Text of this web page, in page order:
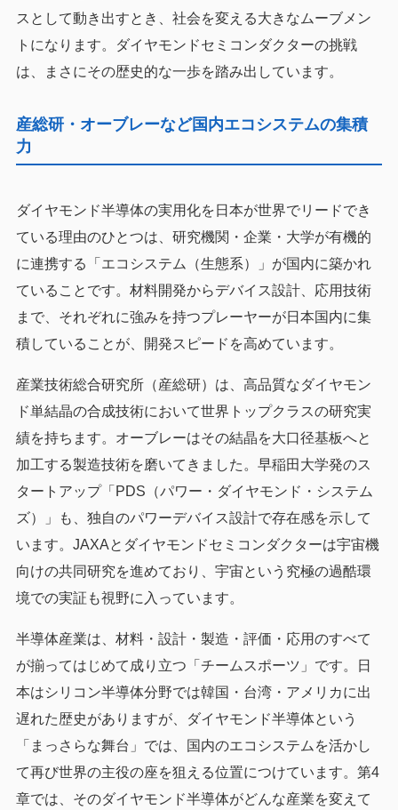
スとして動き出すとき、社会を変える大きなムーブメン
トになります。ダイヤモンドセミコンダクターの挑戦
は、まさにその歴史的な一歩を踏み出しています。
産総研・オーブレーなど国内エコシステムの集積
力
ダイヤモンド半導体の実用化を日本が世界でリードでき
ている理由のひとつは、研究機関・企業・大学が有機的
に連携する「エコシステム（生態系）」が国内に築かれ
ていることです。材料開発からデバイス設計、応用技術
まで、それぞれに強みを持つプレーヤーが日本国内に集
積していることが、開発スピードを高めています。
産業技術総合研究所（産総研）は、高品質なダイヤモン
ド単結晶の合成技術において世界トップクラスの研究実
績を持ちます。オーブレーはその結晶を大口径基板へと
加工する製造技術を磨いてきました。早稲田大学発のス
タートアップ「PDS（パワー・ダイヤモンド・システム
ズ）」も、独自のパワーデバイス設計で存在感を示して
います。JAXAとダイヤモンドセミコンダクターは宇宙機
向けの共同研究を進めており、宇宙という究極の過酷環
境での実証も視野に入っています。
半導体産業は、材料・設計・製造・評価・応用のすべて
が揃ってはじめて成り立つ「チームスポーツ」です。日
本はシリコン半導体分野では韓国・台湾・アメリカに出
遅れた歴史がありますが、ダイヤモンド半導体という
「まっさらな舞台」では、国内のエコシステムを活かし
て再び世界の主役の座を狙える位置につけています。第4
章では、そのダイヤモンド半導体がどんな産業を変えて